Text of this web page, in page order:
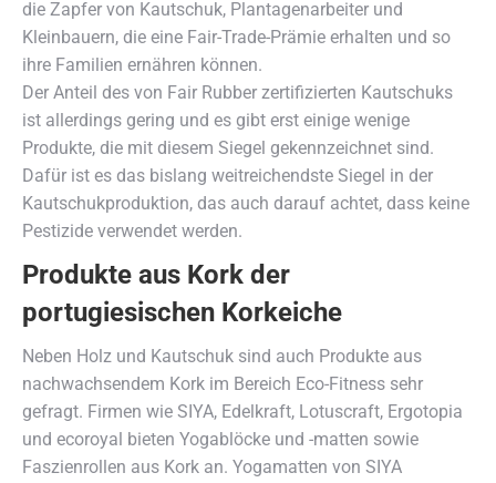
die Zapfer von Kautschuk, Plantagenarbeiter und
Kleinbauern, die eine Fair-Trade-Prämie erhalten und so
ihre Familien ernähren können.
Der Anteil des von Fair Rubber zertifizierten Kautschuks
ist allerdings gering und es gibt erst einige wenige
Produkte, die mit diesem Siegel gekennzeichnet sind.
Dafür ist es das bislang weitreichendste Siegel in der
Kautschukproduktion, das auch darauf achtet, dass keine
Pestizide verwendet werden.
Produkte aus Kork der
portugiesischen Korkeiche
Neben Holz und Kautschuk sind auch Produkte aus
nachwachsendem Kork im Bereich Eco-Fitness sehr
gefragt. Firmen wie SIYA, Edelkraft, Lotuscraft, Ergotopia
und ecoroyal bieten Yogablöcke und -matten sowie
Faszienrollen aus Kork an. Yogamatten von SIYA